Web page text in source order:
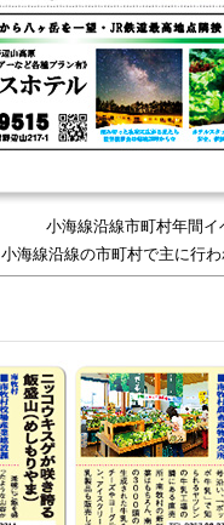
小海線沿線市町村年間
小海線沿線の市町村で主に行